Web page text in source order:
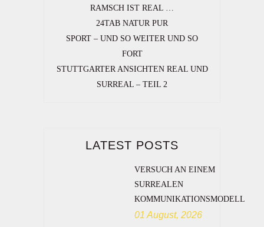
RAMSCH IST REAL …
24TAB NATUR PUR
SPORT – UND SO WEITER UND SO
FORT
STUTTGARTER ANSICHTEN REAL UND
SURREAL – TEIL 2
LATEST POSTS
VERSUCH AN EINEM
SURREALEN
KOMMUNIKATIONSMODELL
01 August, 2026